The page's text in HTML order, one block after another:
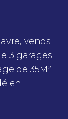
vends
3 garages.
de 35M².
en